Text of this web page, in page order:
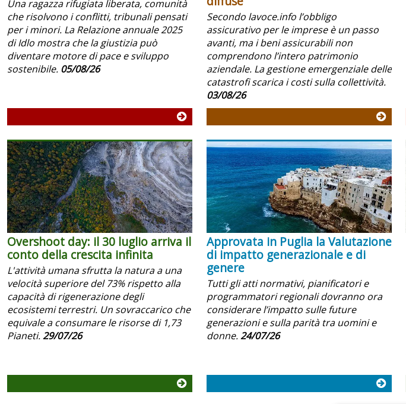
Una ragazza rifugiata liberata, comunità
che risolvono i conflitti, tribunali pensati
per i minori. La Relazione annuale 2025
di Idlo mostra che la giustizia può
diventare motore di pace e sviluppo
sostenibile. 05/08/26
Secondo lavoce.info l’obbligo
assicurativo per le imprese è un passo
avanti, ma i beni assicurabili non
comprendono l’intero patrimonio
aziendale. La gestione emergenziale delle
catastrofi scarica i costi sulla collettività.
03/08/26
Overshoot day: il 30 luglio arriva il
conto della crescita infinita
L'attività umana sfrutta la natura a una
velocità superiore del 73% rispetto alla
capacità di rigenerazione degli
ecosistemi terrestri. Un sovraccarico che
equivale a consumare le risorse di 1,73
Pianeti.29/07/26
Approvata in Puglia la Valutazione
di impatto generazionale e di
genere
Tutti gli atti normativi, pianificatori e
programmatori regionali dovranno ora
considerare l’impatto sulle future
generazioni e sulla parità tra uomini e
donne.24/07/26